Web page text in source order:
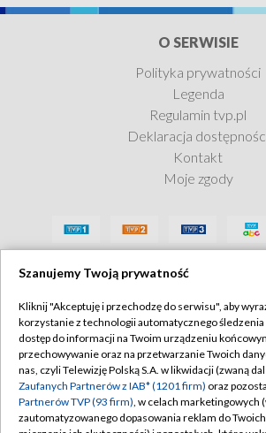
O SERWISIE
Polityka prywatności
Legenda
Regulamin tvp.pl
Deklaracja
Kontakt
Moje zgody
Szanujemy Twoją prywatność
Kliknij "Akceptuję i przechodzę do serwisu", aby
korzystanie z technologii automatycznego śledzenia
dostęp do informacji na Twoim urządzeniu
przechowywanie oraz na przetwarzanie Twoich
nas, czyli Telewizję Polską S.A. w likwidacji (zwaną
Zaufanych Partnerów z IAB* (1201 firm) oraz
Partnerów TVP (93 firm), w celach marketingowych
zautomatyzowanego dopasowania reklam do